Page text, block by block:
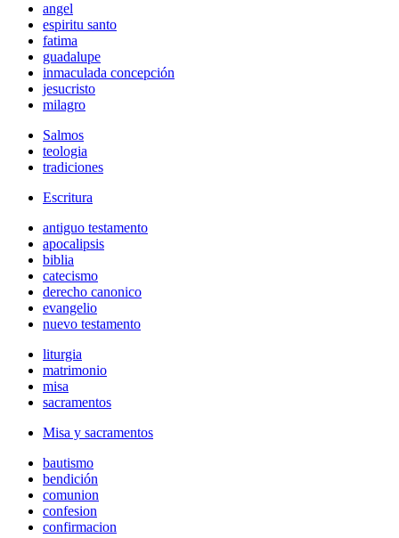
angel
espiritu santo
fatima
guadalupe
inmaculada concepción
jesucristo
milagro
Salmos
teologia
tradiciones
Escritura
antiguo testamento
apocalipsis
biblia
catecismo
derecho canonico
evangelio
nuevo testamento
liturgia
matrimonio
misa
sacramentos
Misa y sacramentos
bautismo
bendición
comunion
confesion
confirmacion